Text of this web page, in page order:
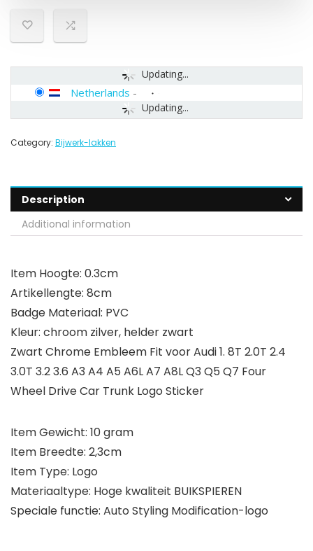
Updating...
Updating...
Netherlands -
Category: Bijwerk-lakken
Description
Additional information
Item Hoogte: 0.3cm
Artikellengte: 8cm
Badge Materiaal: PVC
Kleur: chroom zilver, helder zwart
Zwart Chrome Embleem Fit voor Audi 1. 8T 2.0T 2.4
3.0T 3.2 3.6 A3 A4 A5 A6L A7 A8L Q3 Q5 Q7 Four
Wheel Drive Car Trunk Logo Sticker
Item Gewicht: 10 gram
Item Breedte: 2,3cm
Item Type: Logo
Materiaaltype: Hoge kwaliteit BUIKSPIEREN
Speciale functie: Auto Styling Modification-logo